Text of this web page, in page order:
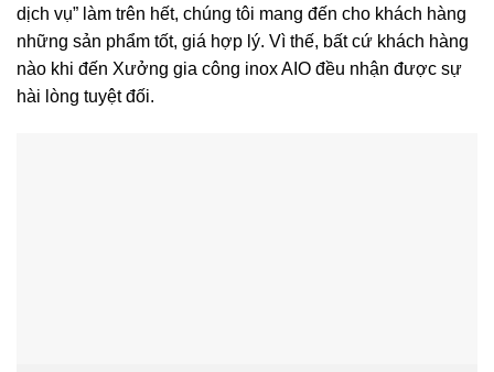
dịch vụ” làm trên hết, chúng tôi mang đến cho khách hàng
những sản phẩm tốt, giá hợp lý. Vì thế, bất cứ khách hàng
nào khi đến Xưởng gia công inox AIO đều nhận được sự
hài lòng tuyệt đối.